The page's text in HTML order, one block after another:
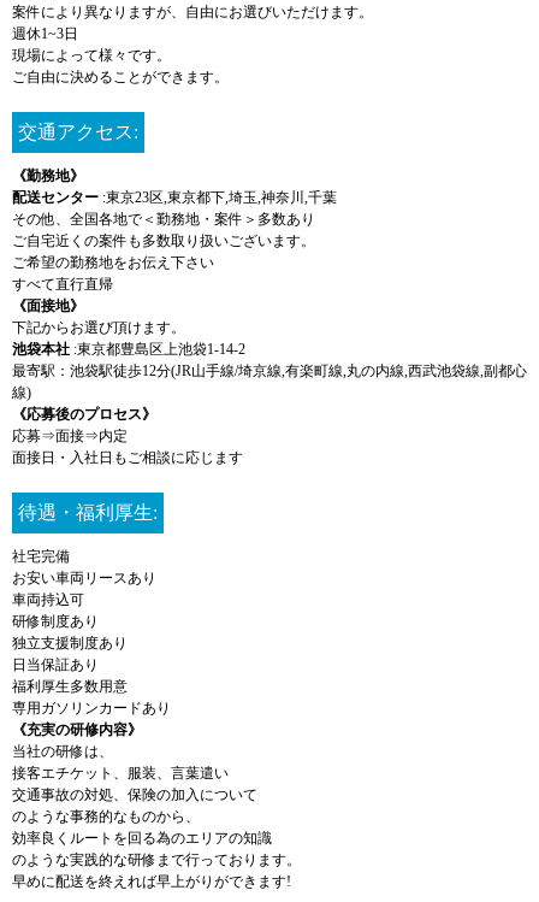
案件により異なりますが、自由にお選びいただけます。
週休1~3日
現場によって様々です。
ご自由に決めることができます。
交通アクセス:
《勤務地》
配送センター :東京23区,東京都下,埼玉,神奈川,千葉
その他、全国各地で＜勤務地・案件＞多数あり
ご自宅近くの案件も多数取り扱いございます。
ご希望の勤務地をお伝え下さい
すべて直行直帰
《面接地》
下記からお選び頂けます。
池袋本社 :東京都豊島区上池袋1-14-2
最寄駅：池袋駅徒歩12分(JR山手線/埼京線,有楽町線,丸の内線,西武池袋線,副都心
線)
《応募後のプロセス》
応募⇒面接⇒内定
面接日・入社日もご相談に応じます
待遇・福利厚生:
社宅完備
お安い車両リースあり
車両持込可
研修制度あり
独立支援制度あり
日当保証あり
福利厚生多数用意
専用ガソリンカードあり
《充実の研修内容》
当社の研修は、
接客エチケット、服装、言葉遣い
交通事故の対処、保険の加入について
のような事務的なものから、
効率良くルートを回る為のエリアの知識
のような実践的な研修まで行っております。
早めに配送を終えれば早上がりができます!